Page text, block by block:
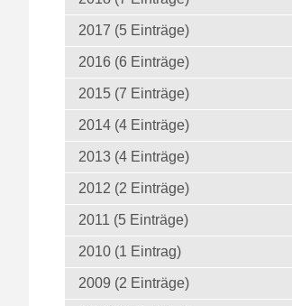
2017 (5 Einträge)
2016 (6 Einträge)
2015 (7 Einträge)
2014 (4 Einträge)
2013 (4 Einträge)
2012 (2 Einträge)
2011 (5 Einträge)
2010 (1 Eintrag)
2009 (2 Einträge)